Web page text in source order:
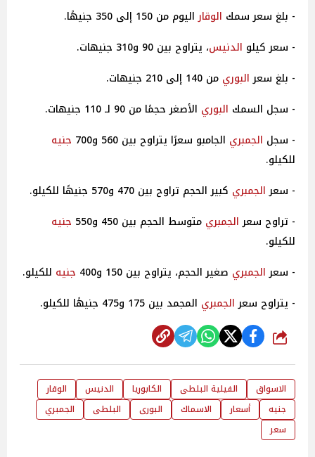
- بلغ سعر سمك الوقاراليوم من 150 إلى 350 جنيهًا.
- سعر كيلو الدنيس، يتراوح بين 90 و310 جنيهات.
- بلغ سعرالبوري من 140 إلى 210 جنيهات.
- سجل السمك البوري الأصغر حجمًا من 90 لـ 110 جنيهات.
- سجل الجمبري الجامبو سعرًا يتراوح بين 560 و700
جنيه
للكيلو.
- سعرالجمبري كبير الحجم تراوح بين 470 و570 جنيهًا للكيلو.
- تراوح سعرالجمبري متوسط الحجم بين 450 و550
جنيه
للكيلو.
- سعرالجمبري صغير الحجم، يتراوح بين 150 و400 جنيه للكيلو.
- يتراوح سعرالجمبري المجمد بين 175 و475 جنيهًا للكيلو.
شارك
الاسواق الفيلية البلطى الكابوريا الدنيس
الوقار
جنيه
أسعار الاسماك البورى البلطى
الجمبري
سعر